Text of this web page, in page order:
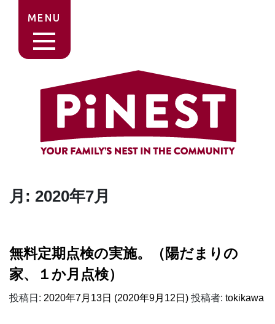
MENU
月: 2020年7月
無料定期点検の実施。（陽だまりの
家、１か月点検）
投稿日: 2020年7月13日 (2020年9月12日) 投稿者: tokikawa